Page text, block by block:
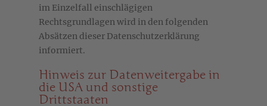
im Einzelfall einschlägigen
Rechtsgrundlagen wird in den folgenden
Absätzen dieser Datenschutzerklärung
informiert.
Hinweis zur Datenweitergabe in
die USA und sonstige
Drittstaaten